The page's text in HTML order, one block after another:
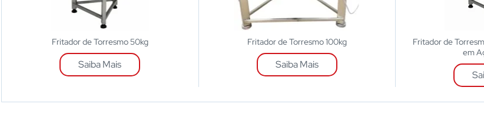
Fritador de Torresmo 50kg
Saiba Mais
Fritador de Torresmo 100kg
Saiba Mais
Fritador de
em